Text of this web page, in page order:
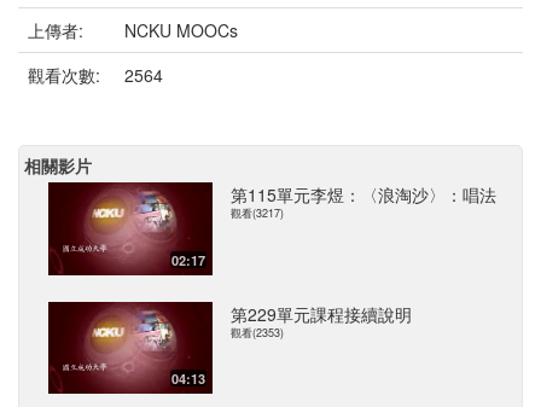
上傳者:
NCKU MOOCs
觀看次數:
2564
相關影片
02:17
第115單元李煜：〈浪淘沙〉：唱法
觀看(3217)
04:13
第229單元課程接續說明
觀看(2353)